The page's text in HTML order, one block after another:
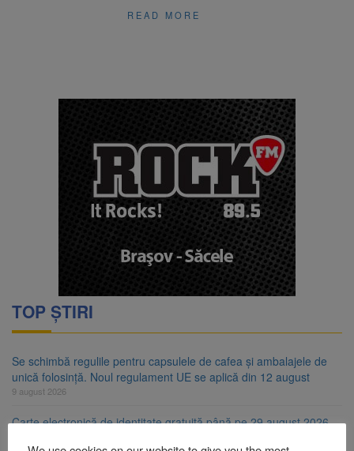
READ MORE
TOP ȘTIRI
Se schimbă regulile pentru capsulele de cafea și ambalajele de
unică folosință. Noul regulament UE se aplică din 12 august
9 august 2026
Carte electronică de identitate gratuită până pe 29 august 2026.